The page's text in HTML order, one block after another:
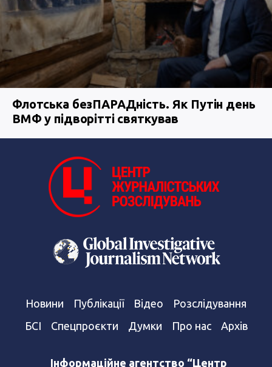
Флотська безПАРАДність. Як Путін день
ВМФ у підворітті святкував
Новини Публікації Відео
Розслідування
БСІ
Спецпроєкти Думки Про нас Архів
Інформаційне агентство “Центр